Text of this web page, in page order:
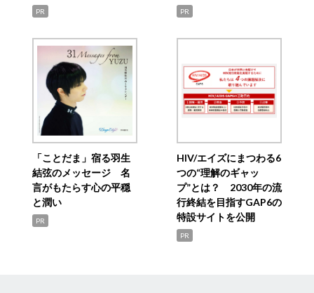
PR PR
「ことだま」宿る羽生
結弦のメッセージ 名
言がもたらす心の平穏
と潤い
PR
HIV/エイズにまつわる6
つの“理解のギャッ
プ”とは？ 2030年の流
行終結を目指すGAP6の
特設サイトを公開
PR